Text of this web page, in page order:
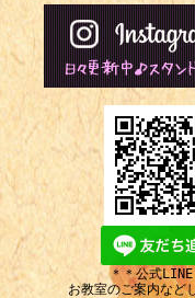
＊＊公式LINE
お教室のご案内など